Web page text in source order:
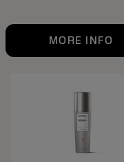
MORE INFO